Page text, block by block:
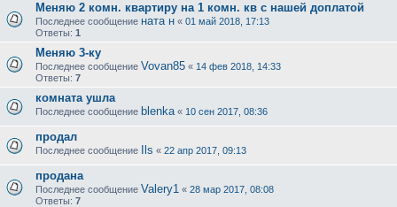
Меняю 2 комн. квартиру на 1 комн. кв с нашей доплатой
Последнее сообщение ната н « 01 май 2018, 17:13
Ответы: 1
Меняю 3-ку
Последнее сообщение Vovan85 « 14 фев 2018, 14:33
Ответы: 7
комната ушла
Последнее сообщение blenka « 10 сен 2017, 08:36
продал
Последнее сообщение Ils « 22 апр 2017, 09:13
продана
Последнее сообщение Valery1 « 28 мар 2017, 08:08
Ответы: 7